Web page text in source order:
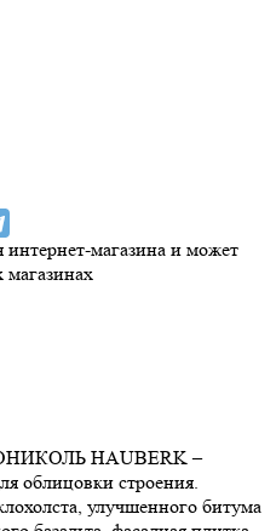
интернет-магазина и может
магазинах
HAUBERK –
облицовки строения.
улучшенного битума